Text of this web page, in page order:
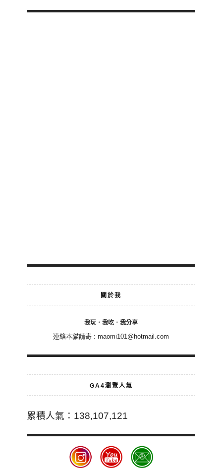
關於我
我玩．我吃．我分享
連絡本貓請寄 : maomi101@hotmail.com
GA4瀏覽人氣
累積人氣：138,107,121